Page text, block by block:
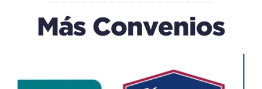
Más Convenios
EXPLORA